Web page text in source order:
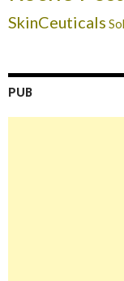
SkinCeuticals
PUB